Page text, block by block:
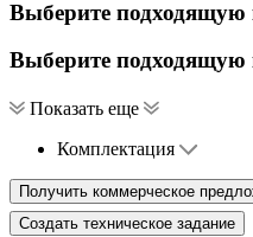
Выберите
Выберите
Показать еще
Комплектация